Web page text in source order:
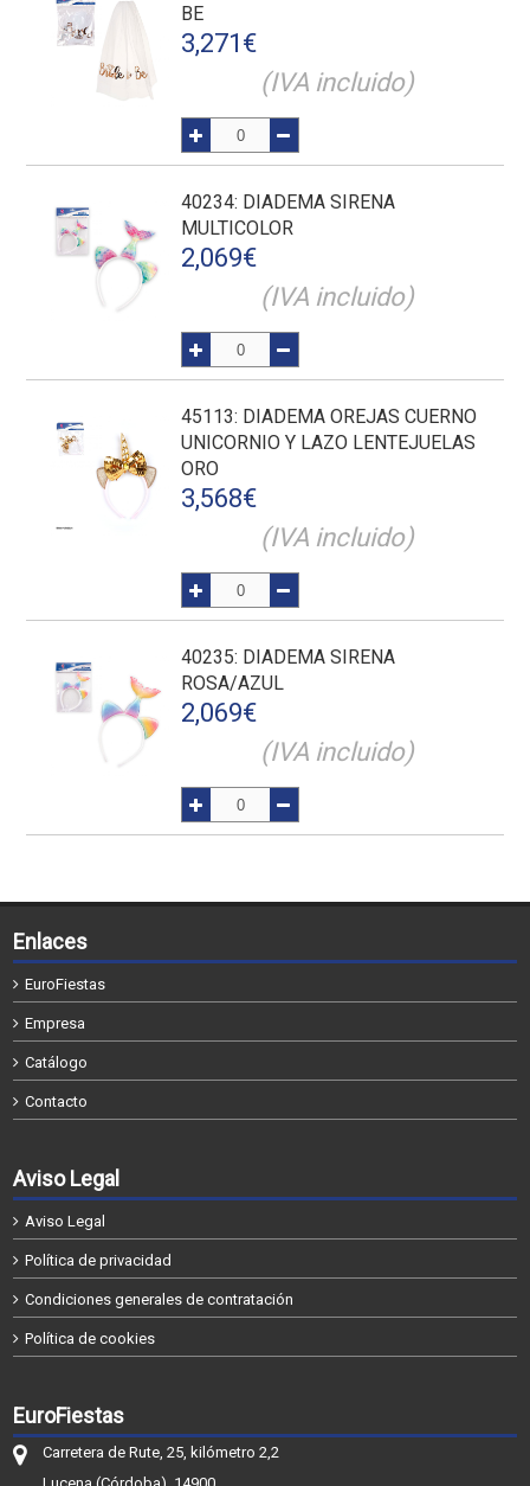
BE
3,271 €
(IVA incluido)
40234: DIADEMA SIRENA
MULTICOLOR
2,069€
(IVA incluido)
45113: DIADEMA OREJAS CUERNO
UNICORNIO Y LAZO LENTEJUELAS
ORO
3,568€
(IVA incluido)
40235: DIADEMA SIRENA
ROSA/AZUL
2,069€
(IVA incluido)
Enlaces
EuroFiestas
Empresa
Catálogo
Contacto
Aviso Legal
Aviso Legal
Política de privacidad
Condiciones generales de contratación
Política de cookies
EuroFiestas
Carretera de Rute, 25, kilómetro 2,2